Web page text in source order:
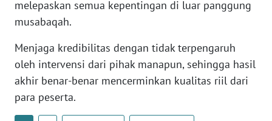
melepaskan semua kepentingan di luar panggung
musabaqah.
Menjaga kredibilitas dengan tidak terpengaruh
oleh intervensi dari pihak manapun, sehingga hasil
akhir benar-benar mencerminkan kualitas riil dari
para peserta.
WN
JATENG
WN